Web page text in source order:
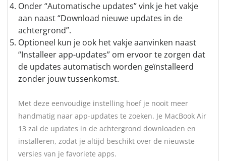
Onder “Automatische updates” vink je het vakje
aan naast “Download nieuwe updates in de
achtergrond”.
Optioneel kun je ook het vakje aanvinken naast
“Installeer app-updates” om ervoor te zorgen dat
de updates automatisch worden geïnstalleerd
zonder jouw tussenkomst.
Met deze eenvoudige instelling hoef je nooit meer
handmatig naar app-updates te zoeken. Je MacBook Air
13 zal de updates in de achtergrond downloaden en
installeren, zodat je altijd beschikt over de nieuwste
versies van je favoriete apps.